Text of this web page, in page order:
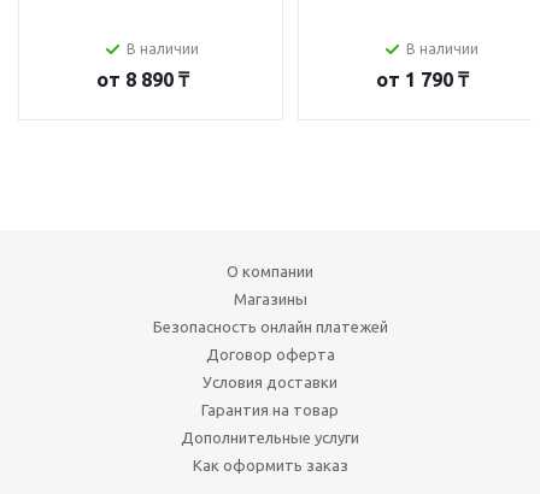
В наличии
от 8 890 ₸
В наличии
от 1 790 ₸
О компании
Магазины
Безопасность онлайн платежей
Договор оферта
Условия доставки
Гарантия на товар
Дополнительные услуги
Как оформить заказ